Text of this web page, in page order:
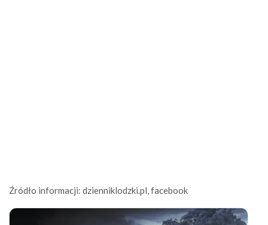
Źródło informacji: dzienniklodzki.pl, facebook